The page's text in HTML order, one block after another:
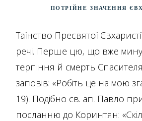
Потрійне значення
Таїнство Пресвятої
речі. Перше цю, що вже
терпіння й смерть
заповів: «Робіть це на мою
19). Подібно св. ап. Павло
посланню до Коринтян: